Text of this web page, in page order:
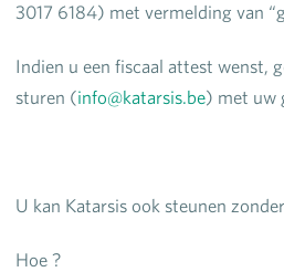
3017 6184) met vermelding van
Indien u een fiscaal attest wenst,
sturen (info@katarsis.be) met uw
U kan Katarsis ook steunen
Hoe ?